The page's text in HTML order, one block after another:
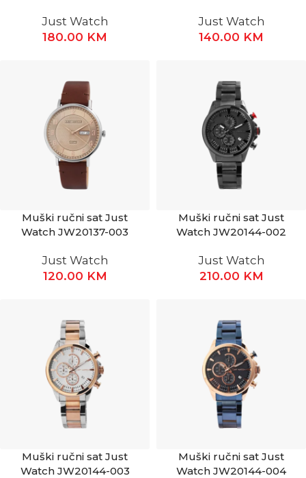
Just Watch
180.00 KM
Just Watch
140.00 KM
Muški ručni sat Just
Watch JW20137-003
Just Watch
120.00 KM
Muški ručni sat Just
Watch JW20144-002
Just Watch
210.00 KM
Muški ručni sat Just
Watch JW20144-003
Muški ručni sat Just
Watch JW20144-004